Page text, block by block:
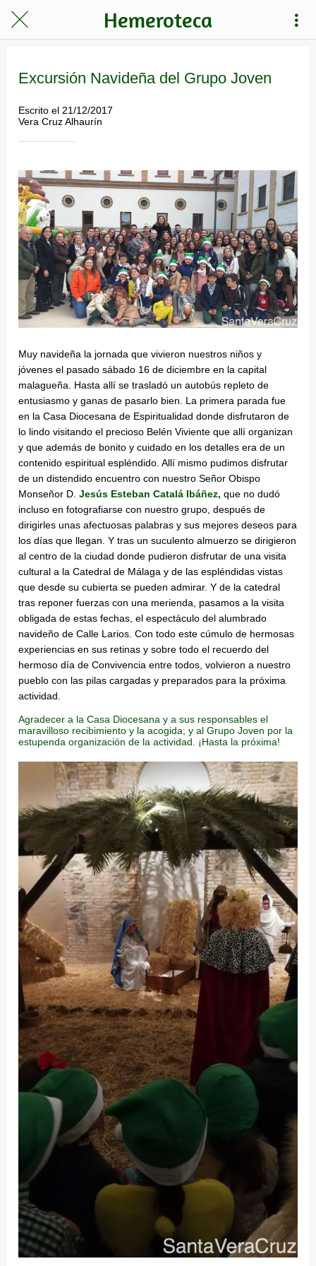
Hemeroteca
Excursión Navideña del Grupo Joven
Escrito el 21/12/2017
Vera Cruz Alhaurín
Muy navideña la jornada que vivieron nuestros niños y
jóvenes el pasado sábado 16 de diciembre en la capital
malagueña. Hasta allí se trasladó un autobús repleto de
entusiasmo y ganas de pasarlo bien. La primera parada fue
en la Casa Diocesana de Espiritualidad donde disfrutaron de
lo lindo visitando el precioso Belén Viviente que allí organizan
y que además de bonito y cuidado en los detalles era de un
contenido espiritual espléndido. Allí mismo pudimos disfrutar
de un distendido encuentro con nuestro Señor Obispo
Monseñor D. Jesús Esteban Catalá Ibáñez, que no dudó
incluso en fotografiarse con nuestro grupo, después de
dirigirles unas afectuosas palabras y sus mejores deseos para
los días que llegan. Y tras un suculento almuerzo se dirigieron
al centro de la ciudad donde pudieron disfrutar de una visita
cultural a la Catedral de Málaga y de las espléndidas vistas
que desde su cubierta se pueden admirar. Y de la catedral
tras reponer fuerzas con una merienda, pasamos a la visita
obligada de estas fechas, el espectáculo del alumbrado
navideño de Calle Larios. Con todo este cúmulo de hermosas
experiencias en sus retinas y sobre todo el recuerdo del
hermoso día de Convivencia entre todos, volvieron a nuestro
pueblo con las pilas cargadas y preparados para la próxima
actividad.
Agradecer a la Casa Diocesana y a sus responsables el
maravilloso recibimiento y la acogida; y al Grupo Joven por la
estupenda organización de la actividad. ¡Hasta la próxima!